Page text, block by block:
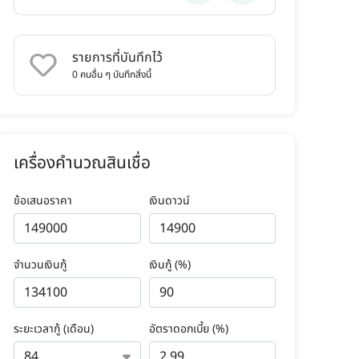
รายการที่บันทึกไว้
0 คนอื่น ๆ บันทึกสิ่งนี้
เครื่องคำนวณสินเชื่อ
ข้อเสนอราคา เงินดาวน์
จำนวนเงินกู้ เงินกู้ (%)
ระยะเวลากู้ (เดือน) อัตราดอกเบี้ย (%)